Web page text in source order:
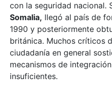
con la seguridad nacional.
Somalia, llegó al país de
1990 y posteriormente
británica. Muchos críticos
ciudadanía en general
mecanismos de
insuficientes.